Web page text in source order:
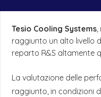
Tesio Cooling Systems,
raggiunto un alto livello
reparto R&S altamente
La valutazione delle
raggiunto, in condizioni